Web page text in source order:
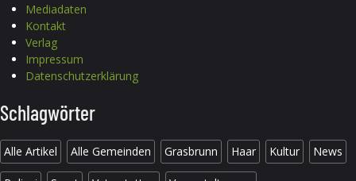
Mediadaten
Kontakt
Verlag
Impressum
Datenschutzerklärung
Schlagwörter
Alle Artikel Alle Gemeinden Grasbrunn Haar Kultur News